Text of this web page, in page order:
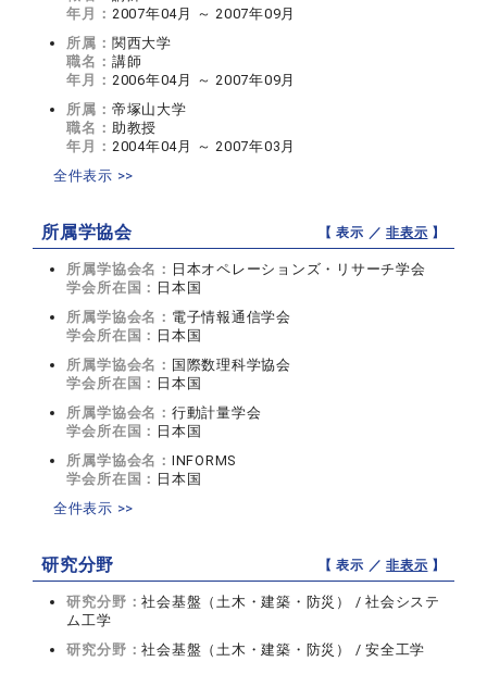
年月： 2007年04月 ～ 2007年09月
所属： 関西大学
職名： 講師
年月： 2006年04月 ～ 2007年09月
所属： 帝塚山大学
職名： 助教授
年月： 2004年04月 ～ 2007年03月
全件表示 >>
所属学協会 【 表示 ／非表示 】
所属学協会名： 日本オペレーションズ・リサーチ学会
学会所在国： 日本国
所属学協会名： 電子情報通信学会
学会所在国： 日本国
所属学協会名： 国際数理科学協会
学会所在国： 日本国
所属学協会名： 行動計量学会
学会所在国： 日本国
所属学協会名： INFORMS
学会所在国： 日本国
全件表示 >>
研究分野 【 表示 ／非表示 】
研究分野：社会基盤（土木・建築・防災） / 社会システ
ム工学
研究分野：社会基盤（土木・建築・防災） / 安全工学